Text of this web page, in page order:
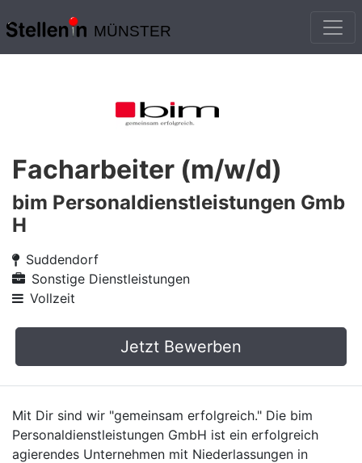
MÜNSTER
Facharbeiter (m/w/d)
bim Personaldienstleistungen Gmb
H
Suddendorf
Sonstige Dienstleistungen
Vollzeit
Jetzt Bewerben
Mit Dir sind wir "gemeinsam erfolgreich." Die bim
Personaldienstleistungen GmbH ist ein erfolgreich
agierendes Unternehmen mit Niederlassungen in